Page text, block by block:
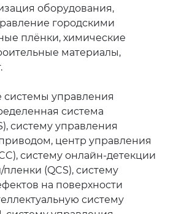
оборудования,
городскими
плёнки, химические
материалы,
управления
система
систему управления
центр управления
систему онлайн-детекции
пленки (QCS), систему
на поверхности
систему